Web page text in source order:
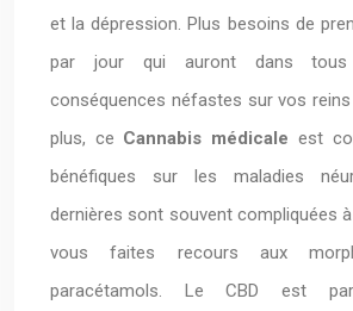
et la dépression. Plus besoins de
par jour qui auront dans
conséquences néfastes sur vos
plus, ce Cannabis médicale est
bénéfiques sur les maladies
dernières sont souvent compliquées
vous faites recours aux
paracétamols. Le CBD est